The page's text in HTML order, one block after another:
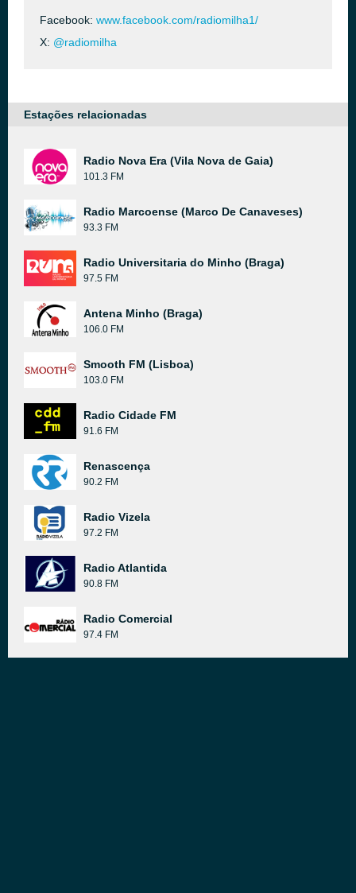
Facebook: www.facebook.com/radiomilha1/
X: @radiomilha
Estações relacionadas
Radio Nova Era (Vila Nova de Gaia)
101.3 FM
Radio Marcoense (Marco De Canaveses)
93.3 FM
Radio Universitaria do Minho (Braga)
97.5 FM
Antena Minho (Braga)
106.0 FM
Smooth FM (Lisboa)
103.0 FM
Radio Cidade FM
91.6 FM
Renascença
90.2 FM
Radio Vizela
97.2 FM
Radio Atlantida
90.8 FM
Radio Comercial
97.4 FM